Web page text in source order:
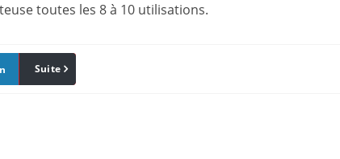
toutes les 8 à 10 utilisations.
Pinterest
Suite